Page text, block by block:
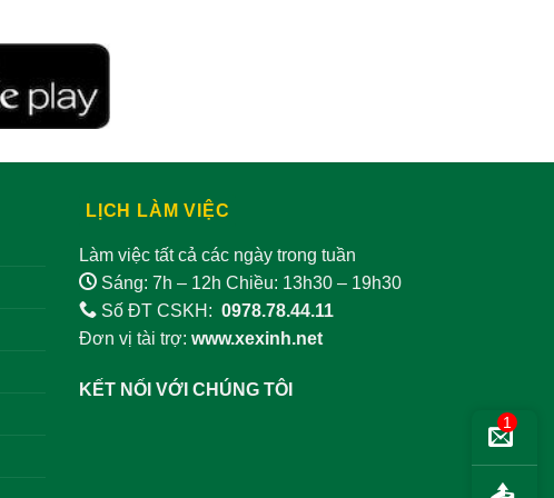
LỊCH LÀM VIỆC
Làm việc tất cả các ngày trong tuần
Sáng: 7h – 12h Chiều: 13h30 – 19h30
Số ĐT CSKH: 0978.78.44.11
Đơn vị tài trợ: www.xexinh.net
KẾT NỐI VỚI CHÚNG TÔI
1